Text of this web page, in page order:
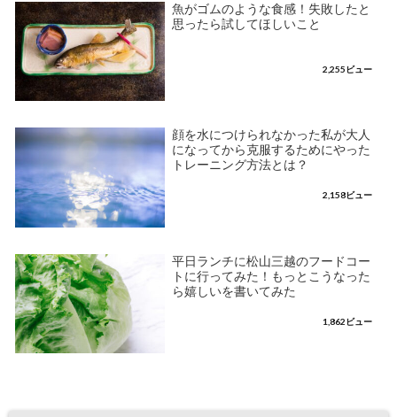
魚がゴムのような食感！失敗したと
思ったら試してほしいこと
2,255ビュー
顔を水につけられなかった私が大人
になってから克服するためにやった
トレーニング方法とは？
2,158ビュー
平日ランチに松山三越のフードコー
トに行ってみた！もっとこうなった
ら嬉しいを書いてみた
1,862ビュー